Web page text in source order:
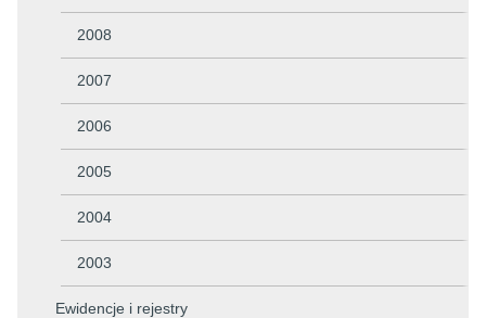
2008
2007
2006
2005
2004
2003
Ewidencje i rejestry